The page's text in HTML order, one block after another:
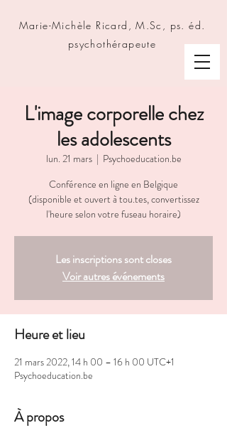
Marie-Michèle Ricard, M.Sc, ps. éd.
psychothérapeute
L'image corporelle chez
les adolescents
lun. 21 mars
  |
Psychoeducation.be
Conférence en ligne en Belgique
(disponible et ouvert à tou.tes, convertissez
l'heure selon votre fuseau horaire)
Les inscriptions sont closes
Voir autres événements
Heure et lieu
21 mars 2022, 14 h 00 – 16 h 00 UTC+1
Psychoeducation.be
À propos